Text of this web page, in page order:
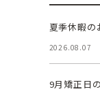
夏季休暇の
2026.08.07
9月矯正日